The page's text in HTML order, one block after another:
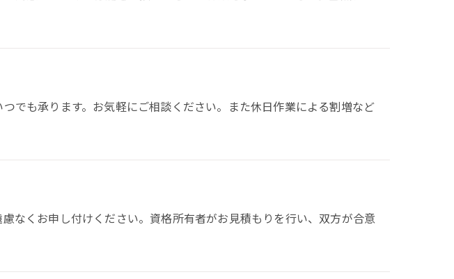
でも承ります。お気軽にご相談ください。また休日作業による割増など
なくお申し付けください。資格所有者がお見積もりを行い、双方が合意